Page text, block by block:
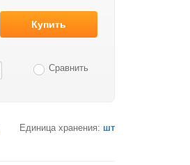
Купить
Сравнить
Единица хранения: шт